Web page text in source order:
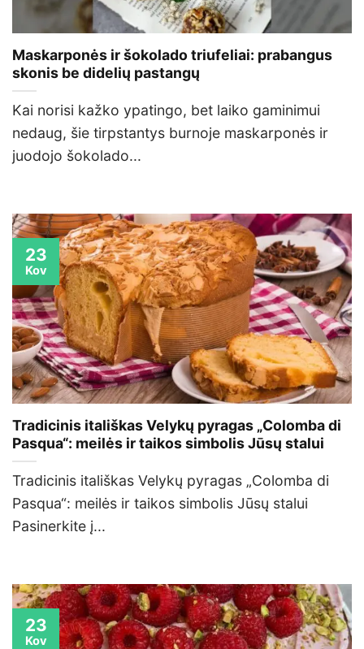
Maskarponės ir šokolado triufeliai: prabangus
skonis be didelių pastangų
Kai norisi kažko ypatingo, bet laiko gaminimui
nedaug, šie tirpstantys burnoje maskarponės ir
juodojo šokolado...
Tradicinis itališkas Velykų pyragas „Colomba di
Pasqua“: meilės ir taikos simbolis Jūsų stalui
Tradicinis itališkas Velykų pyragas „Colomba di
Pasqua“: meilės ir taikos simbolis Jūsų stalui
Pasinerkite į...
23
Kov
23
Kov